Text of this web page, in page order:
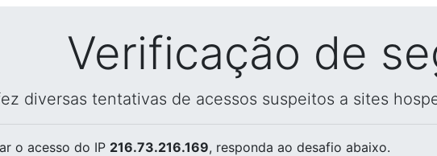
Verificação de
diversas tentativas de acessos suspeitos a sites
o acesso do IP 216.73.216.169, responda ao desafio abaixo.